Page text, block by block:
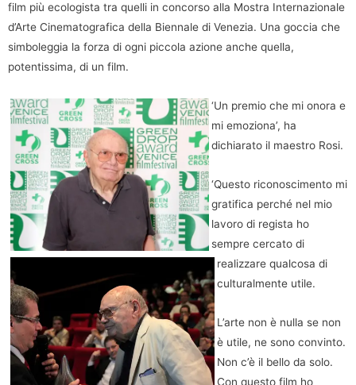
film più ecologista tra quelli in concorso alla Mostra Internazionale
d’Arte Cinematografica della Biennale di Venezia. Una goccia che
simboleggia la forza di ogni piccola azione anche quella,
potentissima, di un film.
‘Un premio che mi onora e
mi emoziona’, ha
dichiarato il maestro Rosi.
‘Questo riconoscimento mi
gratifica perché nel mio
lavoro di regista ho
sempre cercato di
realizzare qualcosa di
culturalmente utile.
L’arte non è nulla se non
è utile, ne sono convinto.
Non c’è il bello da solo.
Con questo film ho